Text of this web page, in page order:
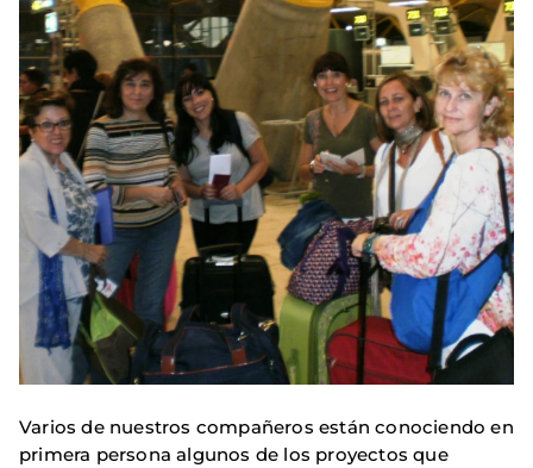
Varios de nuestros compañeros están conociendo en
primera persona algunos de los proyectos que